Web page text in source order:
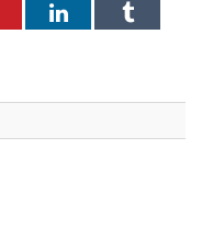
LinkedInTumblr